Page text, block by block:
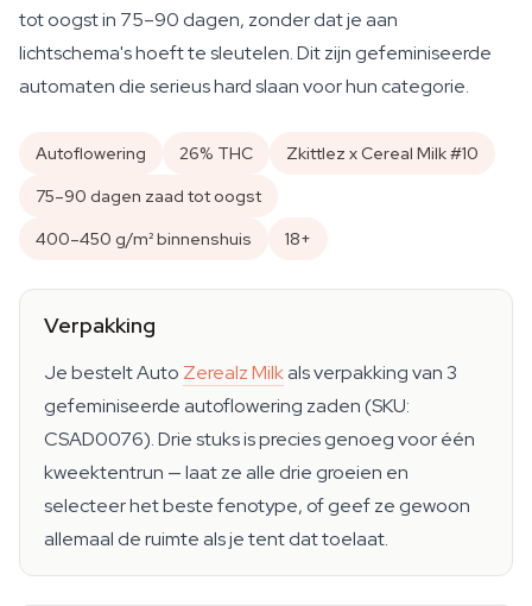
tot oogst in 75–90 dagen, zonder dat je aan
lichtschema's hoeft te sleutelen. Dit zijn gefeminiseerde
automaten die serieus hard slaan voor hun categorie.
Autoflowering 26% THC
Zkittlez x Cereal Milk #10
75–90 dagen zaad tot oogst
400–450 g/m² binnenshuis
18+
Verpakking
Je bestelt Auto Zerealz Milkals verpakking van 3
gefeminiseerde autoflowering zaden (SKU:
CSAD0076). Drie stuks is precies genoeg voor één
kweektentrun — laat ze alle drie groeien en
selecteer het beste fenotype, of geef ze gewoon
allemaal de ruimte als je tent dat toelaat.